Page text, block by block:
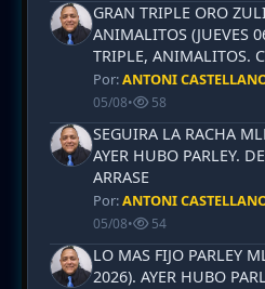
GRAN TRIPLE ORO
ANIMALITOS (JUEVES
TRIPLE, ANIMALITOS.
Por:ANTONI
05/08• 58
SEGUIRA LA RACHA
AYER HUBO PARLEY.
ARRASE
Por:ANTONI
05/08• 54
LO MAS FIJO PARLEY
2026). AYER HUBO